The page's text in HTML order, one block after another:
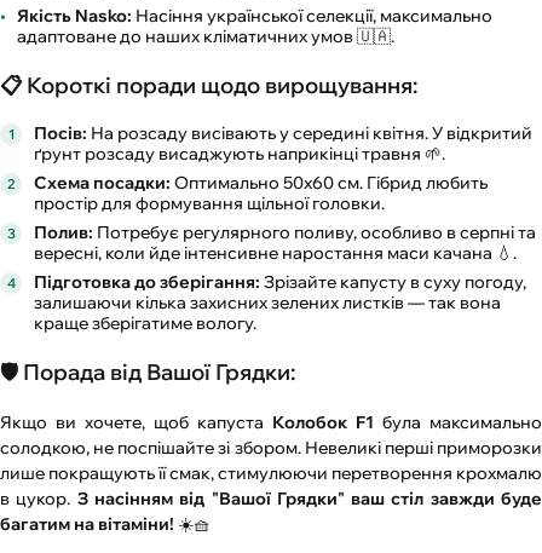
Якість Nasko: Насіння української селекції, максимально
адаптоване до наших кліматичних умов 🇺🇦.
📋 Короткі поради щодо вирощування:
Посів: На розсаду висівають у середині квітня. У відкритий
ґрунт розсаду висаджують наприкінці травня 🌱.
Схема посадки: Оптимально 50х60 см. Гібрид любить
простір для формування щільної головки.
Полив: Потребує регулярного поливу, особливо в серпні та
вересні, коли йде інтенсивне наростання маси качана 💧.
Підготовка до зберігання: Зрізайте капусту в суху погоду,
залишаючи кілька захисних зелених листків — так вона
краще зберігатиме вологу.
🛡️ Порада від Вашої Грядки:
Якщо ви хочете, щоб капуста Колобок F1 була максимально
солодкою, не поспішайте зі збором. Невеликі перші приморозки
лише покращують її смак, стимулюючи перетворення крохмалю
в цукор. З насінням від "Вашої Грядки" ваш стіл завжди буде
багатим на вітаміни! ☀️🧺